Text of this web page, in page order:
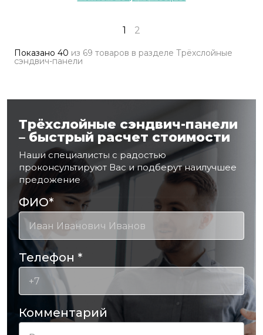
1 2
Показано 40 из 69 товаров в разделе Трёхслойные
сэндвич-панели
Трёхслойные сэндвич-панели
– быстрый расчет стоимости
Наши специалисты с радостью
проконсультируют Вас и подберут наилучшее
предожение
ФИО*
Телефон *
Комментарий